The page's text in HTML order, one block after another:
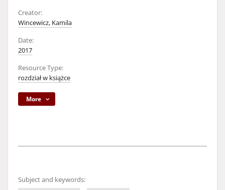
Creator:
Wincewicz, Kamila
Date:
2017
Resource Type:
rozdział w książce
More
Subject and keywords: